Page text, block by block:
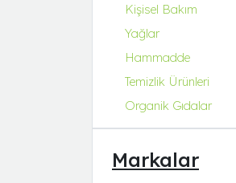
Kişisel Bakım
Yağlar
Hammadde
Temizlik Ürünleri
Organik Gıdalar
Markalar